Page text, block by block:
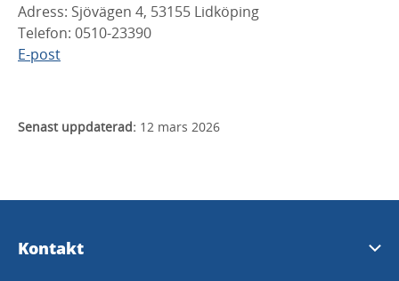
Adress: Sjövägen 4, 53155 Lidköping
Telefon: 0510-23390
E-post
Senast uppdaterad: 12 mars 2026
Kontakt